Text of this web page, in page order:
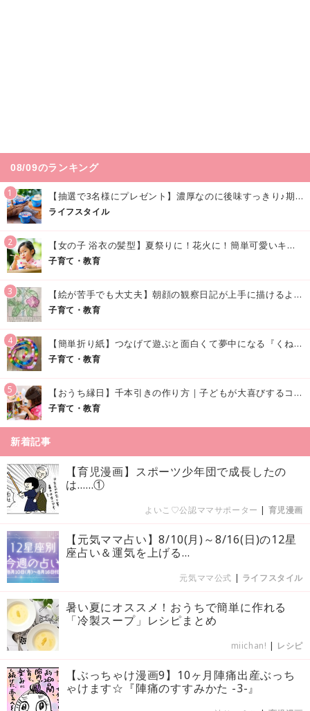
08/09のランキング
1 【抽選で3名様にプレゼント】濃厚なのに後味すっきり♪期間限定の「メイトーのなめらかプリン カルピス®入りソース」で夏を味わおう！
ライフスタイル
2 【女の子 浴衣の髪型】夏祭りに！花火に！簡単可愛いキッズの浴衣ヘアアレンジまとめ
子育て・教育
3 【絵が苦手でも大丈夫】朝顔の観察日記が上手に描けるようになる方法｜イラスト付き
子育て・教育
4 【簡単折り紙】つなげて遊ぶと面白くて夢中になる『くねくねへびさんの作り方』
子育て・教育
5 【おうち縁日】千本引きの作り方｜子どもが大喜びするコツやアイデア♪
子育て・教育
新着記事
【育児漫画】スポーツ少年団で成長したの
は……①
よいこ♡公認ママサポーター | 育児漫画
【元気ママ占い】8/10(月)～8/16(日)の12星
座占い＆運気を上げる...
元気ママ公式 | ライフスタイル
暑い夏にオススメ！おうちで簡単に作れる
「冷製スープ」レシピまとめ
miichan! | レシピ
【ぶっちゃけ漫画9】10ヶ月陣痛出産ぶっち
ゃけます☆『陣痛のすすみかた -3-』